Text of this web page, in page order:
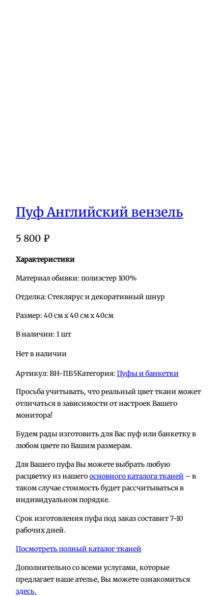
Пуф Английский вензель
5 800 ₽
Характеристики
Материал обивки: полиэстер 100%
Отделка: Стеклярус и декоративный шнур
Размер: 40 см х 40 см х 40см
В наличии: 1 шт
Нет в наличии
Артикул: BH-ПБ5Категория: Пуфы и банкетки
Просьба учитывать, что реальный цвет ткани может
отличаться в зависимости от настроек Вашего
монитора!
Будем рады изготовить для Вас пуф или банкетку в
любом цвете по Вашим размерам.
Для Вашего пуфа Вы можете выбрать любую
расцветку из нашегоосновного каталога тканей – в
таком случае стоимость будет рассчитываться в
индивидуальном порядке.
Срок изготовления пуфа под заказ составит 7-10
рабочих дней.
Посмотреть полный каталог тканей
Дополнительно со всеми услугами, которые
предлагает наше ателье, Вы можете ознакомиться
здесь.